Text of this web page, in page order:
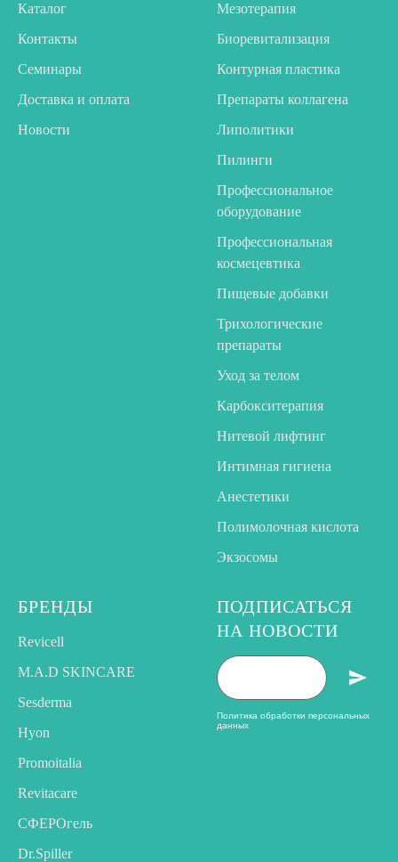
Каталог
Контакты
Семинары
Доставка и оплата
Новости
Мезотерапия
Биоревитализация
Контурная пластика
Препараты коллагена
Липолитики
Пилинги
Профессиональное
оборудование
Профессиональная
космецевтика
Пищевые добавки
Трихологические
препараты
Уход за телом
Карбокситерапия
Нитевой лифтинг
Интимная гигиена
Анестетики
Полимолочная кислота
Экзосомы
БРЕНДЫ
Revicell
M.A.D SKINCARE
Sesderma
Hyon
Promoitalia
Revitacare
CФЕРОгель
Dr.Spiller
ПОДПИСАТЬСЯ
НА НОВОСТИ
Политика обработки персональных
данных